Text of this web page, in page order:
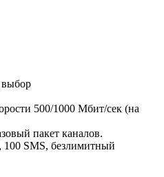
выбор
500/1000 Мбит/сек (на
пакет каналов.
SMS, безлимитный